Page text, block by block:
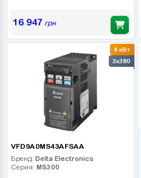
16 947 грн
4 кВт
3x380
VFD9A0MS43AFSAA
Бренд: Delta Electronics
Серия: MS300